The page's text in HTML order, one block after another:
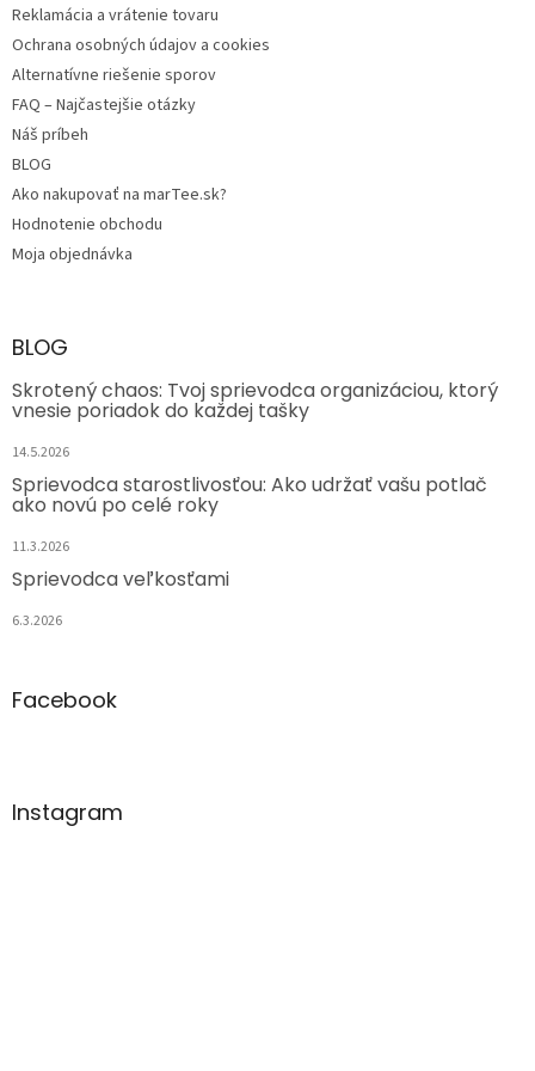
Reklamácia a vrátenie tovaru
Ochrana osobných údajov a cookies
Alternatívne riešenie sporov
FAQ – Najčastejšie otázky
Náš príbeh
BLOG
Ako nakupovať na marTee.sk?
Hodnotenie obchodu
Moja objednávka
BLOG
Skrotený chaos: Tvoj sprievodca organizáciou, ktorý
vnesie poriadok do každej tašky
14.5.2026
Sprievodca starostlivosťou: Ako udržať vašu potlač
ako novú po celé roky
11.3.2026
Sprievodca veľkosťami
6.3.2026
Facebook
Instagram